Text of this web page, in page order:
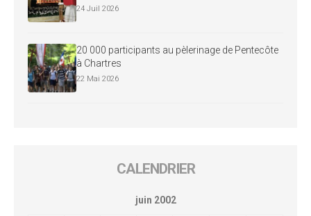
24 Juil 2026
20 000 participants au pèlerinage de Pentecôte
à Chartres
22 Mai 2026
CALENDRIER
juin 2002